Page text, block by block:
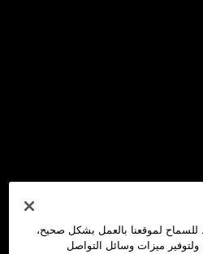
للسماح لموقعنا بالعمل بشكل صحيح،
ميزات وسائل التواصل